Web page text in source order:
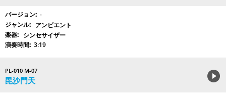
-
アンビエント
シンセサイザー
3:19
PL-010 M-07
毘沙門天